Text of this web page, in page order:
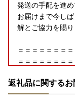
発送の手配を進め
お届けまで今し
解とご協力を賜
＝＝＝＝＝＝＝
＝＝＝＝＝＝＝
ふるなびカタロ
市の全てのお礼
返礼品に関する